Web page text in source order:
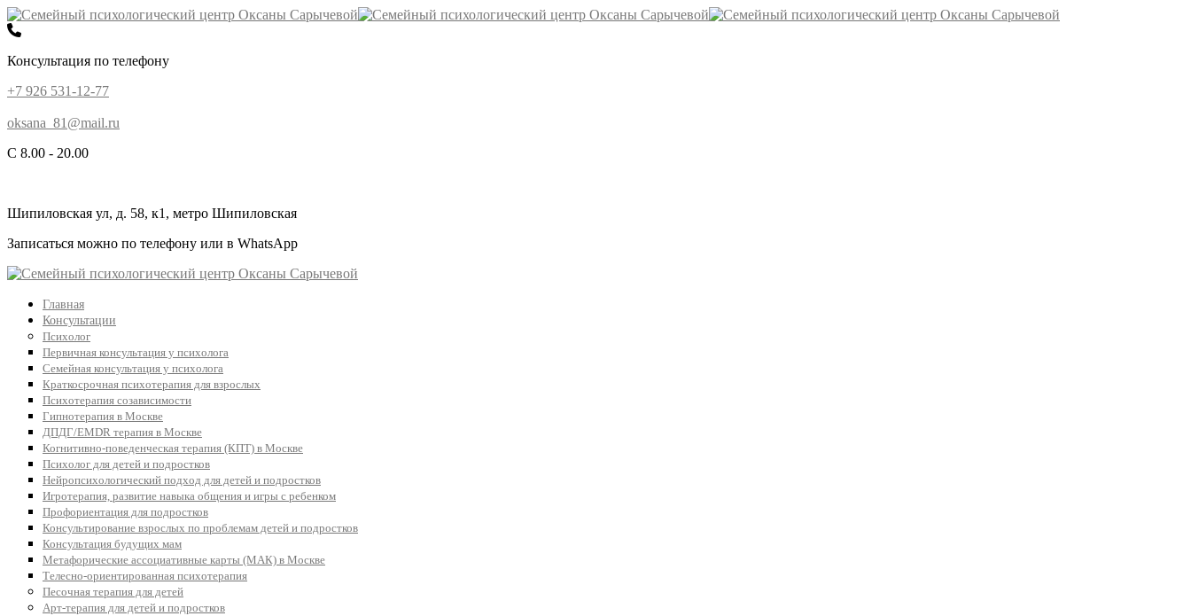
Консультация по телефону
+7 926 531-12-77
oksana_81@mail.ru
С 8.00 - 20.00
Шипиловская ул, д. 58, к1, метро Шипиловская
Записаться можно по телефону или в WhatsApp
Главная
Консультации
Психолог
Первичная консультация у психолога
Семейная консультация у психолога
Краткосрочная психотерапия для взрослых
Психотерапия созависимости
Гипнотерапия в Москве
ДПДГ/EMDR терапия в Москве
Когнитивно-поведенческая терапия (КПТ) в Москве
Психолог для детей и подростков
Нейропсихологический подход для детей и подростков
Игротерапия, развитие навыка общения и игры с ребенком
Профориентация для подростков
Консультирование взрослых по проблемам детей и подростков
Консультация будущих мам
Метафорические ассоциативные карты (МАК) в Москве
Телесно-ориентированная психотерапия
Песочная терапия для детей
Арт-терапия для детей и подростков